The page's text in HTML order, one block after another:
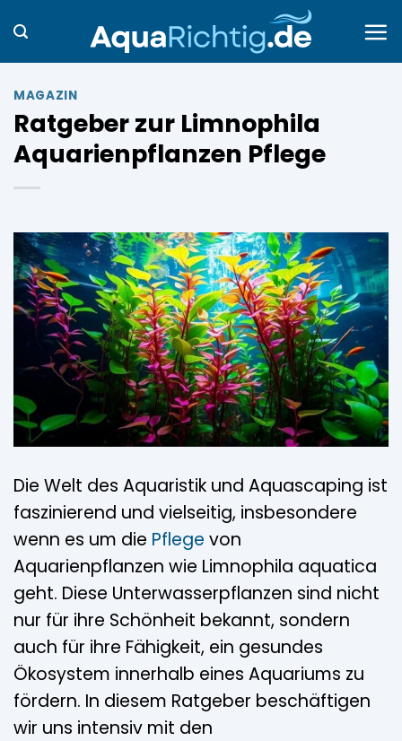
Inhalt
springen
MAGAZIN
Ratgeber zur Limnophila
Aquarienpflanzen Pflege
Die Welt des Aquaristik und Aquascaping ist
faszinierend und vielseitig, insbesondere
wenn es um die Pflege von
Aquarienpflanzen wie Limnophila aquatica
geht. Diese Unterwasserpflanzen sind nicht
nur für ihre Schönheit bekannt, sondern
auch für ihre Fähigkeit, ein gesundes
Ökosystem innerhalb eines Aquariums zu
fördern. In diesem Ratgeber beschäftigen
wir uns intensiv mit den